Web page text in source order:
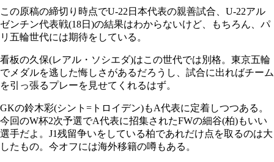
この原稿の締切り時点でU-22日本代表の親善試合、U-22アル
ゼンチン代表戦(18日)の結果はわからないけど、もちろん、パ
リ五輪世代には期待をしている。
看板の久保(レアル・ソシエダ)はこの世代では別格。東京五輪
でメダルを逃した悔しさがあるだろうし、試合に出ればチーム
を引っ張るプレーを見せてくれるはず。
GKの鈴木彩(シント=トロイデン)もA代表に定着しつつある。
今回のW杯2次予選でA代表に招集されたFWの細谷(柏)もいい
選手だよ。J1残留争いをしている柏であれだけ点を取るのは大
したもの。今オフには海外移籍の噂もある。